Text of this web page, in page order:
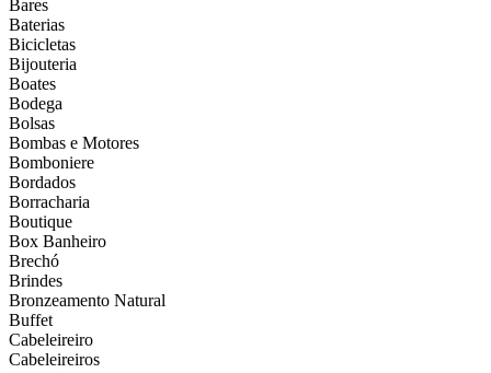
Bares
Baterias
Bicicletas
Bijouteria
Boates
Bodega
Bolsas
Bombas e Motores
Bomboniere
Bordados
Borracharia
Boutique
Box Banheiro
Brechó
Brindes
Bronzeamento Natural
Buffet
Cabeleireiro
Cabeleireiros